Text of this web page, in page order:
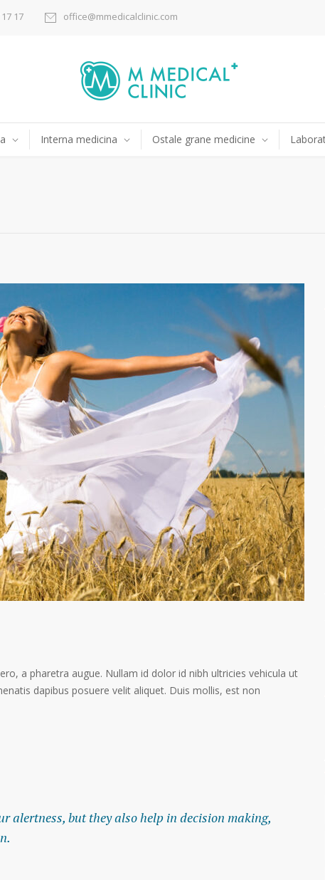
17 office@mmedicalclinic.com
Interna medicina Ostale grane medicine
a pharetra augue. Nullam id dolor id nibh ultricies vehicula ut
dapibus posuere velit aliquet. Duis mollis, est non
alertness, but they also help in decision making,